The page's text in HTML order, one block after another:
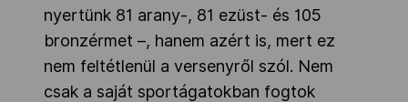
nyertünk 81 arany-, 81 ezüst- és 105
bronzérmet –, hanem azért is, mert ez
nem feltétlenül a versenyről szól. Nem
csak a saját sportágatokban fogtok